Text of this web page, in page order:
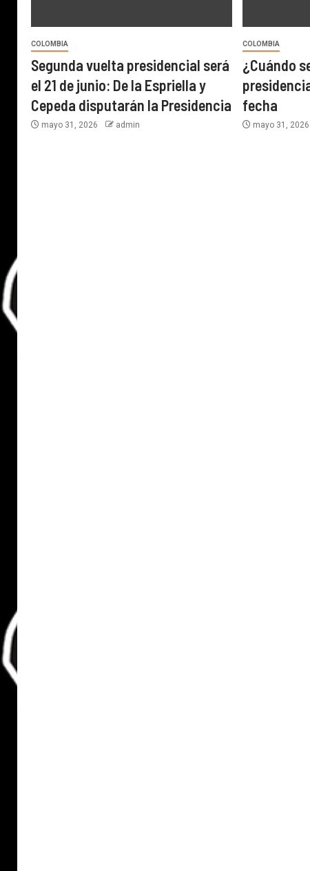
COLOMBIA
Segunda vuelta presidencial será
el 21 de junio: De la Espriella y
Cepeda disputarán la Presidencia
mayo 31, 2026 admin
COLOMBIA
¿Cuándo
fecha
mayo 31, 2026